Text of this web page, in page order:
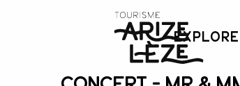
EXPLORE
Agenda Concert - Mr & Mme
Viernes 28 agosto de 18:30 a